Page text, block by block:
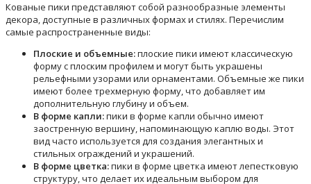
Кованые пики представляют собой разнообразные элементы
декора, доступные в различных формах и стилях. Перечислим
самые распространенные виды:
Плоские и объемные:плоские пики имеют классическую
форму с плоским профилем и могут быть украшены
рельефными узорами или орнаментами. Объемные же пики
имеют более трехмерную форму, что добавляет им
дополнительную глубину и объем.
В форме капли:пики в форме капли обычно имеют
заостренную вершину, напоминающую каплю воды. Этот
вид часто используется для создания элегантных и
стильных ограждений и украшений.
В форме цветка:пики в форме цветка имеют лепестковую
структуру, что делает их идеальным выбором для